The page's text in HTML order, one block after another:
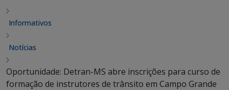
Informativos
Notícias
Oportunidade: Detran-MS abre inscrições para curso de
formação de instrutores de trânsito em Campo Grande